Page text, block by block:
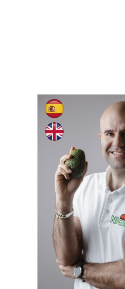
ALBERTO
Purchases